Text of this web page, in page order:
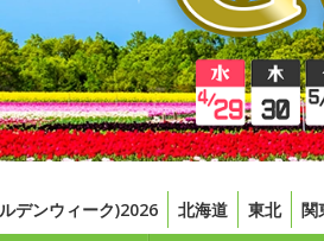
デンウィーク)2026 北海道 東北 関